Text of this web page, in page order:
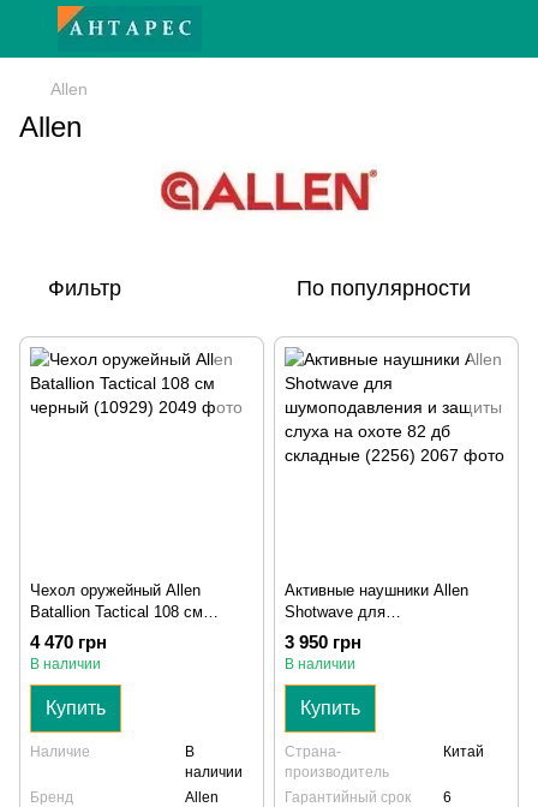
Allen
Allen
Фильтр По популярности
Чехол оружейный Allen
Batallion Tactical 108 см
черный (10929)
4 470 грн
В наличии
Купить
Наличие
В
наличии
Бренд
Allen
Активные наушники Allen
Shotwave для
шумоподавления и защиты
слуха на охоте 82 дб
3 950 грн
В наличии
Купить
Страна-
производитель
Китай
Гарантийный срок
6